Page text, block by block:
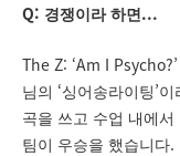
Q: 경쟁이라 하면 ...
The Z: ‘Am I Psycho?’
님의 ‘싱어송라이팅 ’이
곡을 쓰고 수업 내에서
팀이 우승을 했습니다.